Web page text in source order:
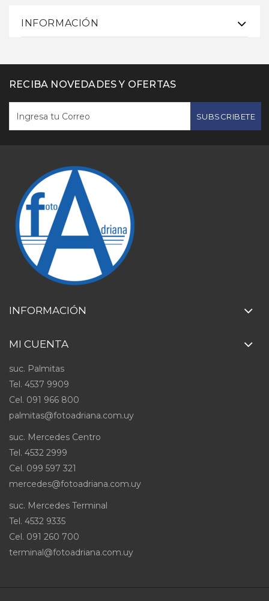
INFORMACIÓN
RECIBA NOVEDADES Y OFERTAS
SUBSCRIBETE
INFORMACIÓN
MI CUENTA
suc. Palmitas
Tel. 4537 9909
Cel. 091 966 800
palmitas@fotoadriana.com.uy
suc. Mercedes Centro
Tel. 4532 2999
Cel. 099 597 321
mercedes@fotoadriana.com.uy
suc. Mercedes Terminal
Tel. 4532 9335
Cel. 091 260 700
terminal@fotoadriana.com.uy